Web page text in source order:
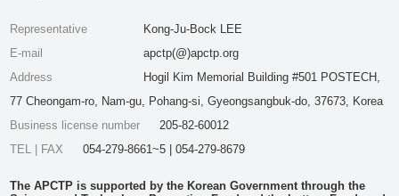
Representative
Kong-Ju-Bock LEE
E-mail
apctp(@)apctp.org
Address
Hogil Kim Memorial Building #501 POSTECH,
77 Cheongam-ro, Nam-gu, Pohang-si, Gyeongsangbuk-do, 37673, Korea
Business license number
205-82-60012
TEL | FAX
054-279-8661~5 | 054-279-8679
The APCTP is supported by the Korean Government through the